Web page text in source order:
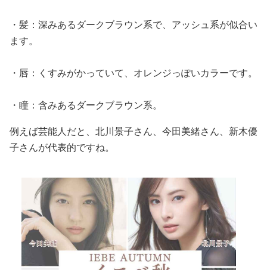
・髪：深みあるダークブラウン系で、アッシュ系が似合い
ます。
・唇：くすみがかっていて、オレンジっぽいカラーです。
・瞳：含みあるダークブラウン系。
例えば芸能人だと、北川景子さん、今田美緒さん、新木優
子さんが代表的ですね。